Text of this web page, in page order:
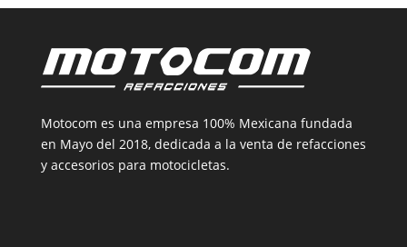
Motocom es una empresa 100% Mexicana fundada
en Mayo del 2018, dedicada a la venta de refacciones
y accesorios para motocicletas.